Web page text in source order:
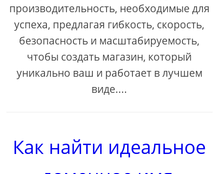
производительность, необходимые для
успеха, предлагая гибкость, скорость,
безопасность и масштабируемость,
чтобы создать магазин, который
уникально ваш и работает в лучшем
виде....
Как найти идеальное